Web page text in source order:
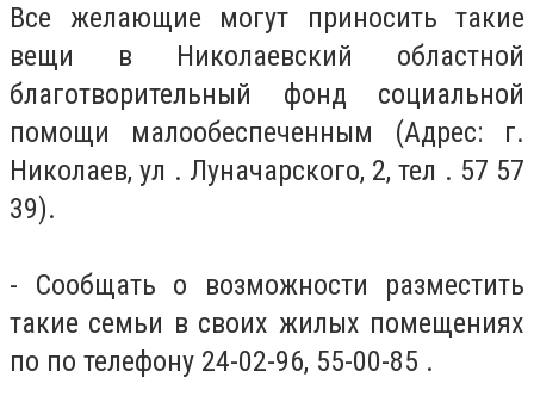
Все желающие могут приносить такие
вещи в Николаевский областной
благотворительный фонд социальной
помощи малообеспеченным (Адрес: г.
Николаев, ул . Луначарского, 2, тел . 57 57
39).
- Сообщать о возможности разместить
такие семьи в своих жилых помещениях
по по телефону 24-02-96, 55-00-85 .